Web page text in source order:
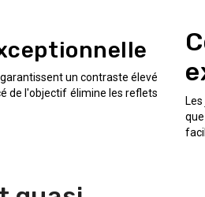
un contraste élevé
de l'objectif élimine les reflets